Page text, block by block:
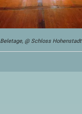
Beletage, @ Schloss Hohenstadt